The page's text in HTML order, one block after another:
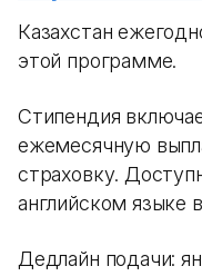
Казахстан
этой программе.
Стипендия
ежемесячную
страховку.
английском языке
Дедлайн подачи: